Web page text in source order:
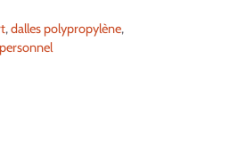
,dalles polypropylène,